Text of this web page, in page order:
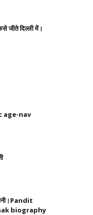
दिल्ली में।
age-nav
biography